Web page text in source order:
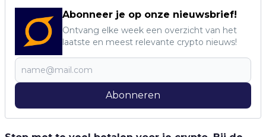
Abonneer je op onze nieuwsbrief!
Ontvang elke week een overzicht van het
laatste en meest relevante crypto nieuws!
Abonneren